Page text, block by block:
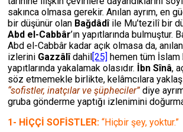
sakınca olmasa gerekir. Anılan ayrım, en
bir düşünür olan Bağdâdîile Mu’tezilî bir
Abd el-Cabbâr’ın yapıtlarında bulmuştur.
Abd el-Cabbâr kadar açık olmasa da, anılan
izlerini Gazzâlîdahil[25] hemen tüm İslam
yapıtlarında yakalamak olasıdır. İbn Sînâ,
söz etmemekle birlikte, kelâmcılara
“sofistler, inatçılar ve şüpheciler”diye
gruba gönderme yaptığı izlenimini
1- HİÇÇİ SOFİSTLER: “Hiçbir şey, yoktur.”